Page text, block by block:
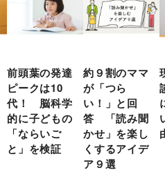
前頭葉の発達
ピークは10
代！ 脳科学
的に子どもの
「ならいご
と」を検証
約９割のママ
が「つら
い！」と回
答 「読み聞
かせ」を楽し
くするアイデ
ア９選